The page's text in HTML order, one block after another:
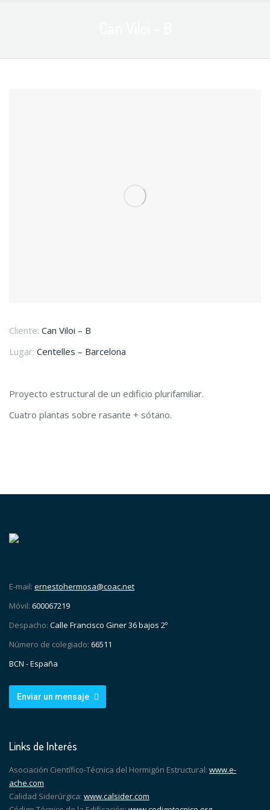
Cliente: Can Viloi – B
Lugar: Centelles – Barcelona
Proyecto estructural de un edificio plurifamiliar.
Cuatro plantas sobre rasante + sótano.
E-mail: ernestohermosa@coac.net
Móvil: 600067219
Despacho: Calle Francisco Giner 36 bajos 2º
Número de colegiado: 66511
BCN - España
Enviar un mensaje
Links de Interés
Asociación Científico-Técnica del Hormigón Estructural: www.e-
ache.com
Calidad Siderúrgica: www.calsider.com